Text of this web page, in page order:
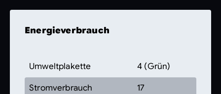
Energieverbrauch
Umweltplakette 4 (Grün)
Stromverbrauch
17